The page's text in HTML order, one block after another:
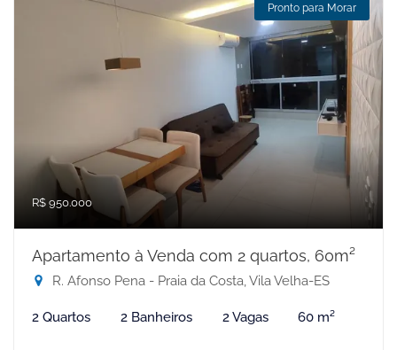
Pronto para Morar
R$ 950.000
Apartamento à Venda com 2 quartos, 60m²
R. Afonso Pena - Praia da Costa, Vila Velha-ES
2 Quartos 2 Banheiros 2 Vagas 60 m²